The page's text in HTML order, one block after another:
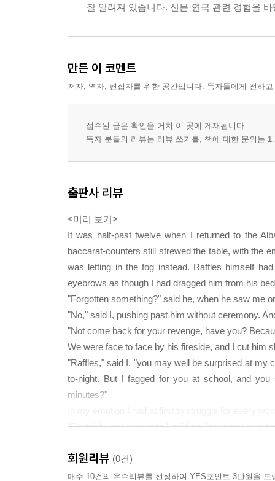
잘 알려져 있습니다. 신문·연극 관련 경험을
만든 이 코멘트
저자, 역자, 편집자를 위한 공간입니다. 독자들에게 전하
접수된 글은 확인을 거쳐 이 곳에 게재됩니다.
독자 분들의 리뷰는 리뷰 쓰기를, 책에 대한 문의는
출판사 리뷰
<미리 보기>
It was half-past twelve when I returned to the
baccarat-counters still strewed the table, with the
was letting in the fog instead. Raffles himself
eyebrows as though I had dragged him from his
"Forgotten something?" said he, when he saw me
"No," said I, pushing past him without ceremony.
"Not come back for your revenge, have you?
We were face to face by his fireside, and I cut him
"Raffles," said I, "you may well be surprised at my
to-night. But I fagged for you at school, and
minutes?"
"Certainly, my dear man," said he; "as many
you’ve heard what I have to say."
"Really?" said he, lighting his own cigarette with
회원리뷰 (0건)
매주 10건의 우수리뷰를 선정하여 YES포인트 3만원을 드